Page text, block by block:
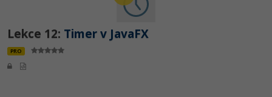
Lekce 12: Timer v JavaFX
PRO